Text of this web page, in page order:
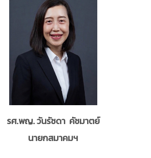
รศ.พญ. วันรัชดา คัชมาตย์
นายกสมาคมฯ